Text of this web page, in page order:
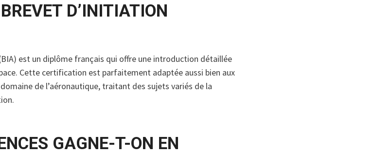
D’INITIATION
est un diplôme français qui offre une introduction détaillée
Cette certification est parfaitement adaptée aussi bien aux
de l’aéronautique, traitant des sujets variés de la
GAGNE-T-ON EN